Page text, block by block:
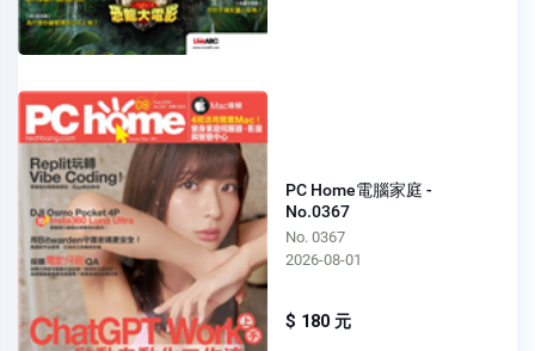
PC Home電腦家庭 -
No.0367
No. 0367
2026-08-01
$ 180 元